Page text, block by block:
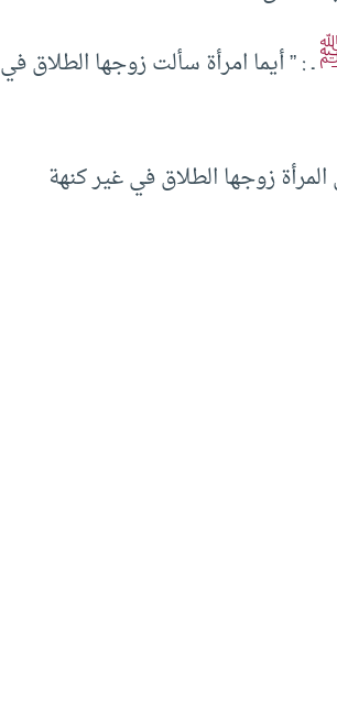
ـ : ” أيما امرأة سألت زوجها الطلاق في
المرأة زوجها الطلاق في غير كنهة